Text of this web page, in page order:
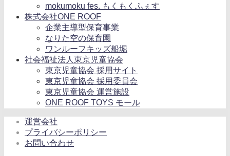
mokumoku fes. もくもくふぇす
株式会社ONE ROOF
企業主導型保育事業
なりた空の保育園
ワンルーフキッズ船堀
社会福祉法人東京児童協会
東京児童協会 採用サイト
東京児童協会 採用委員会
東京児童協会 運営施設
ONE ROOF TOYS モール
運営会社
プライバシーポリシー
お問い合わせ